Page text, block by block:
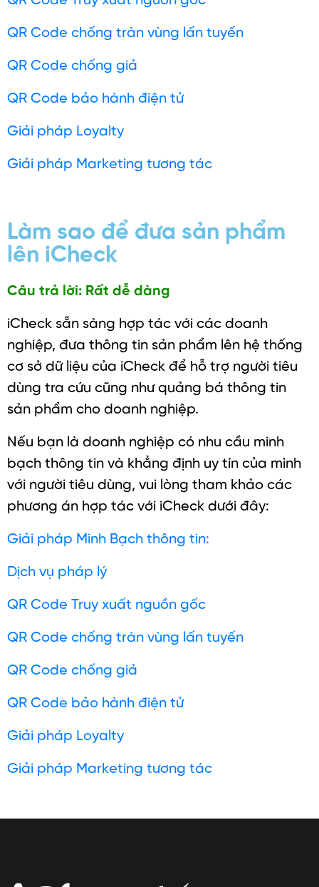
QR Code chống tràn vùng lấn tuyến
QR Code chống giả
QR Code bảo hành điện tử
Giải pháp Loyalty
Giải pháp Marketing tương tác
Làm sao để đưa sản phẩm
lên iCheck
Câu trả lời: Rất dễ dàng
iCheck sẵn sàng hợp tác với các doanh
nghiệp, đưa thông tin sản phẩm lên hệ thống
cơ sở dữ liệu của iCheck để hỗ trợ người tiêu
dùng tra cứu cũng như quảng bá thông tin
sản phẩm cho doanh nghiệp.
Nếu bạn là doanh nghiệp có nhu cầu minh
bạch thông tin và khẳng định uy tín của mình
với người tiêu dùng, vui lòng tham khảo các
phương án hợp tác với iCheck dưới đây:
Giải pháp Minh Bạch thông tin:
Dịch vụ pháp lý
QR Code Truy xuất nguồn gốc
QR Code chống tràn vùng lấn tuyến
QR Code chống giả
QR Code bảo hành điện tử
Giải pháp Loyalty
Giải pháp Marketing tương tác